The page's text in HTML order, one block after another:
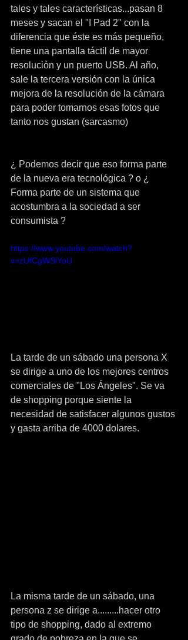
tales y tales características...pasan 8
meses y sacan el "I Pad 2" con la
diferencia que éste es más pequeño,
tiene una pantalla táctil de mayor
resolución y un puerto USB. Al año,
sale la tercera versión con la única
mejora de la resolución de la cámara
para poder tomarnos esas fotos que
tanto nos gustan (sarcasmo)
¿ Podemos decir que eso forma parte
de la nueva era tecnológica ? o ¿
Forma parte de un sistema que
acostumbra a la sociedad a ser
consumista ?
https://www.youtube.com/watch?
v=zUfCgWSlYoU
La tarde de un sábado una persona X
se dirige a uno de los mejores centros
comerciales de "Los Ángeles". Se va
de shopping porque siente la
necesidad de satisfacer algunos gustos
y gasta arriba de 4000 dolares.
La misma tarde de un sábado, una
persona z se dirige a.........hacer otro
tipo de shopping, dado al extremo